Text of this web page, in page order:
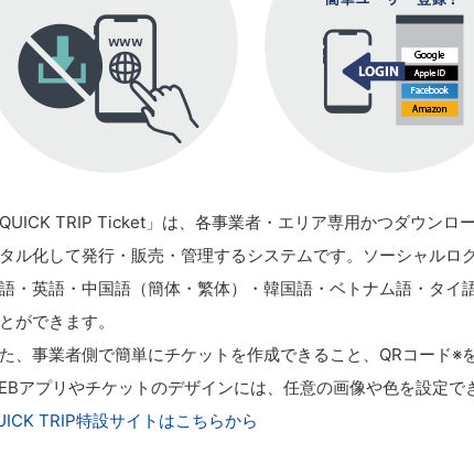
QUICK TRIP Ticket」は、各事業者・エリア専用かつダウン
ル化して発行・販売・管理するシステムです。ソーシャル
・英語・中国語（簡体・繁体）・韓国語・ベトナム語・タ
ができます。
、事業者側で簡単にチケットを作成できること、QRコード
アプリやチケットのデザインには、任意の画像や色を設定で
TRIP特設サイトはこちらから